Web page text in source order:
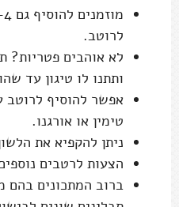
לרוטב.
לא אוהבים פטריות?
ותתנו לו טיגון עד
אפשר להוסיף לרוטב
טימין או אורגנו.
ניתן להקפיא את הלשון עם
הצעות לרטבים
ברוב המתכונים בהם